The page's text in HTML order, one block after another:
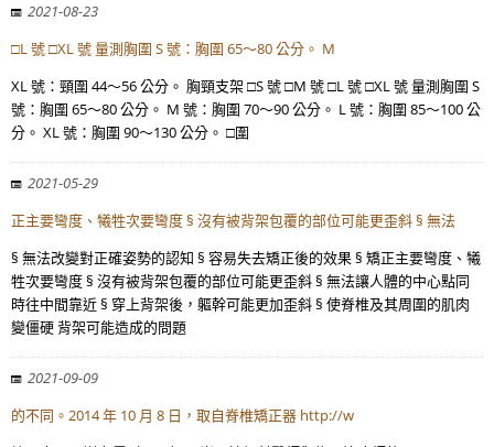
2021-08-23
□L 號 □XL 號 量測胸圍 S 號：胸圍 65～80 公分。 M
XL 號：頸圍 44～56 公分。 胸頸支架 □S 號 □M 號 □L 號 □XL 號 量測胸圍 S
號：胸圍 65～80 公分。 M 號：胸圍 70～90 公分。 L 號：胸圍 85～100 公
分。 XL 號：胸圍 90～130 公分。 □圍
2021-05-29
正主要彎度、犧牲次要彎度 § 沒有被背架包覆的部位可能更歪斜 § 無法
§ 無法改變對正確姿勢的認知 § 容易失去矯正後的效果 § 矯正主要彎度、犧
牲次要彎度 § 沒有被背架包覆的部位可能更歪斜 § 無法讓人體的中心點同
時往中間靠近 § 穿上背架後，軀幹可能更加歪斜 § 使脊椎及其周圍的肌肉
變僵硬 背架可能造成的問題
2021-09-09
的不同。2014 年 10 月 8 日，取自脊椎矯正器 http://w